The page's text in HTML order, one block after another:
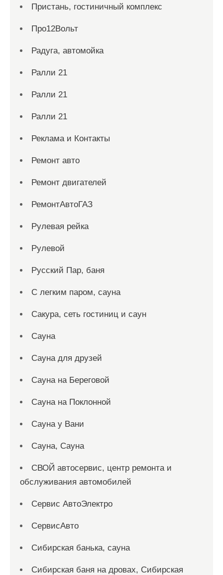
Пристань, гостиничный комплекс
Про12Вольт
Радуга, автомойка
Ралли 21
Ралли 21
Ралли 21
Реклама и Контакты
Ремонт авто
Ремонт двигателей
РемонтАвтоГАЗ
Рулевая рейка
Рулевой
Русский Пар, баня
С легким паром, сауна
Сакура, сеть гостиниц и саун
Сауна
Сауна для друзей
Сауна на Береговой
Сауна на Поклонной
Сауна у Вани
Сауна, Сауна
СВОЙ автосервис, центр ремонта и
обслуживания автомобилей
Сервис АвтоЭлектро
СервисАвто
Сибирская банька, сауна
Сибирская баня на дровах, Сибирская